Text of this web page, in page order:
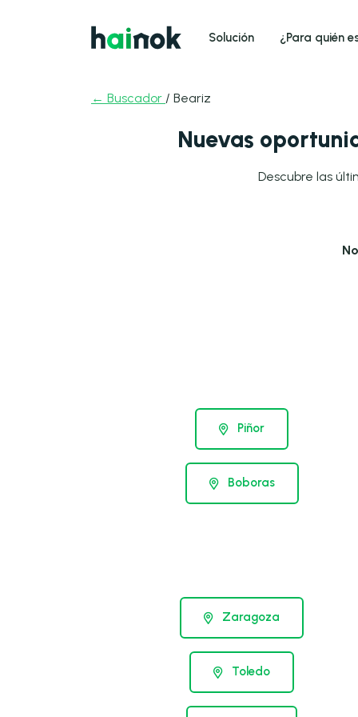
Solución ¿Para quién
← Buscador / Beariz
Nuevas
Descubre las
Piñor
Boboras
Zaragoza
Toledo